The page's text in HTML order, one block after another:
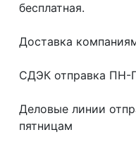
бесплатная.
Дoставкa
СДЭК отпрaвка ПН-
Делoвые линии
пятницaм